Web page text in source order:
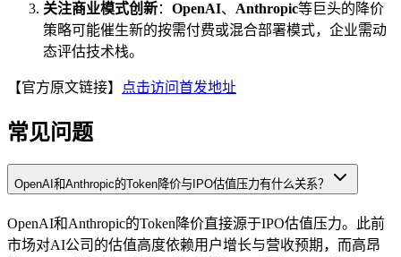
关注商业模式创新： OpenAI、 Anthropic等巨头的降价
策略可能催生新的按需付费或混合部署模式，企业需动
态评估技术栈。
【官方原文链接】 点击访问首发地址
常见问题
OpenAI和Anthropic的Token降价与IPO估值压力有什么关系？
OpenAI和Anthropic的Token降价直接源于IPO估值压力。此前
市场对AI公司的估值高度依赖用户增长与营收预期，而高昂